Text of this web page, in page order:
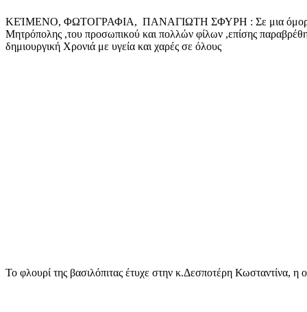
ΚΕΊΜΕΝΟ, ΦΩΤΟΓΡΑΦΙΑ, ΠΑΝΑΓΙΩΤΗ ΣΦΥΡΗ : Σε μια όμορφη
Μητρόπολης ,του προσωπικού και πολλών φίλων ,επίσης
δημιουργική Χρονιά με υγεία και χαρές σε όλους
Το φλουρί της βασιλόπιτας έτυχε στην κ.Δεσποτέρη Κωσταντίνα, η